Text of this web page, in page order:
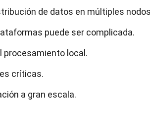
de datos en múltiples
puede ser complicada.
procesamiento local.
críticas.
a gran escala.